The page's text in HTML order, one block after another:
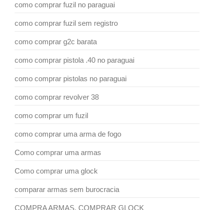
como comprar fuzil no paraguai
como comprar fuzil sem registro
como comprar g2c barata
como comprar pistola .40 no paraguai
como comprar pistolas no paraguai
como comprar revolver 38
como comprar um fuzil
como comprar uma arma de fogo
Como comprar uma armas
Como comprar uma glock
comparar armas sem burocracia
COMPRA ARMAS. COMPRAR GLOCK